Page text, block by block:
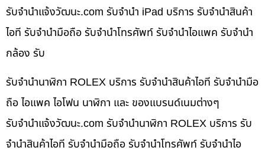
รับจํานําแจ้งวัฒนะ.com รับจำนำ iPad บริการ รับจำนำสินค้า
ไอที รับจำนำมือถือ รับจำนำโทรศัพท์ รับจำนำไอแพค รับจำนำ
กล้อง รับ
รับจำนำนาฬิกา ROLEX บริการ รับจำนำสินค้าไอที รับจำนำมือ
ถือ ไอแพค ไอโฟน นาฬิกา และ ของแบรนด์เนมต่างๆ
รับจํานําแจ้งวัฒนะ.com รับจำนำนาฬิกา ROLEX บริการ รับ
จำนำสินค้าไอที รับจำนำมือถือ รับจำนำโทรศัพท์ รับจำนำไอ